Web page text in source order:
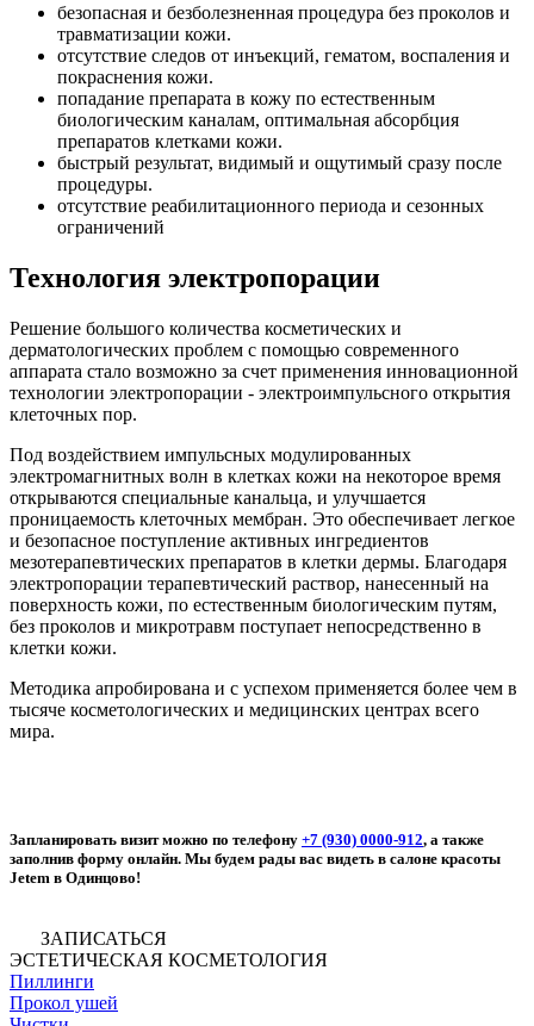
безопасная и безболезненная процедура без проколов и
травматизации кожи.
отсутствие следов от инъекций, гематом, воспаления и
покраснения кожи.
попадание препарата в кожу по естественным
биологическим каналам, оптимальная абсорбция
препаратов клетками кожи.
быстрый результат, видимый и ощутимый сразу после
процедуры.
отсутствие реабилитационного периода и сезонных
ограничений
Технология электропорации
Решение большого количества косметических и
дерматологических проблем с помощью современного
аппарата стало возможно за счет применения инновационной
технологии электропорации - электроимпульсного открытия
клеточных пор.
Под воздействием импульсных модулированных
электромагнитных волн в клетках кожи на некоторое время
открываются специальные канальца, и улучшается
проницаемость клеточных мембран. Это обеспечивает легкое
и безопасное поступление активных ингредиентов
мезотерапевтических препаратов в клетки дермы. Благодаря
электропорации терапевтический раствор, нанесенный на
поверхность кожи, по естественным биологическим путям,
без проколов и микротравм поступает непосредственно в
клетки кожи.
Методика апробирована и с успехом применяется более чем в
тысяче косметологических и медицинских центрах всего
мира.
Запланировать визит можно по телефону +7 (930) 0000-912, а также
заполнив форму онлайн. Мы будем рады вас видеть в салоне красоты
Jetem в Одинцово!
ЗАПИСАТЬСЯ
ЭСТЕТИЧЕСКАЯ КОСМЕТОЛОГИЯ
Пиллинги
Прокол ушей